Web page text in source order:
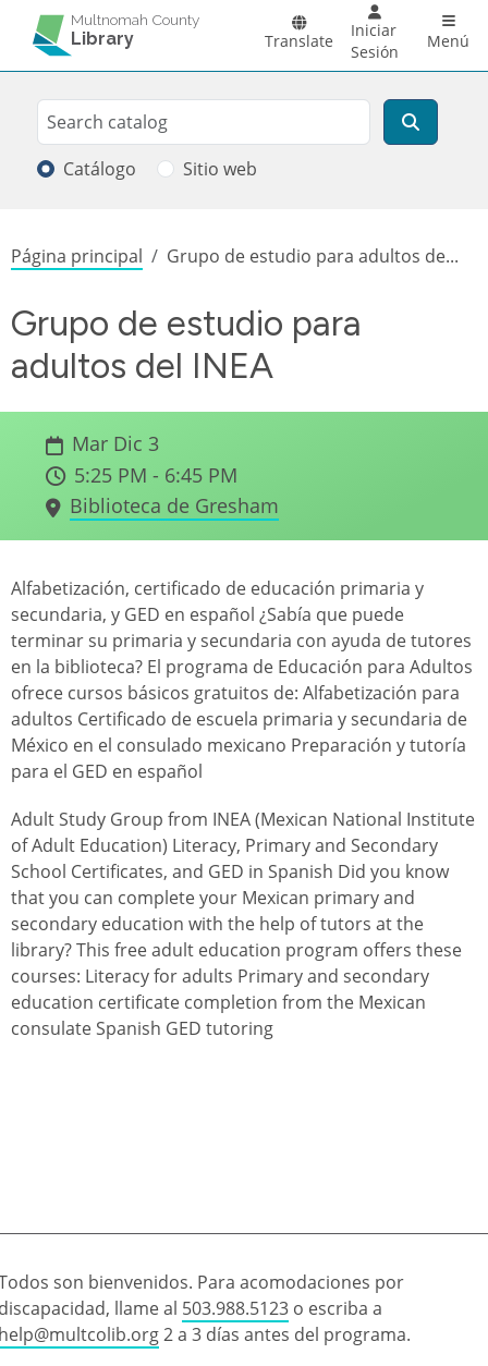
Pasar al contenido principal
Multnomah County
Library Translate
Iniciar
Sesión
Menú
Search
Buscar
Catálogo Sitio web
Sobrescribir enlaces de ayuda a la
Página principal Grupo de estudio para adultos de...
Grupo de estudio para
adultos del INEA
Mar Dic 3
5:25 PM - 6:45 PM
Biblioteca de Gresham
Alfabetización, certificado de educación primaria y
secundaria, y GED en español ¿Sabía que puede
terminar su primaria y secundaria con ayuda de tutores
en la biblioteca? El programa de Educación para Adultos
ofrece cursos básicos gratuitos de: Alfabetización para
adultos Certificado de escuela primaria y secundaria de
México en el consulado mexicano Preparación y tutoría
para el GED en español
Adult Study Group from INEA (Mexican National Institute
of Adult Education) Literacy, Primary and Secondary
School Certificates, and GED in Spanish Did you know
that you can complete your Mexican primary and
secondary education with the help of tutors at the
library? This free adult education program offers these
courses: Literacy for adults Primary and secondary
education certificate completion from the Mexican
consulate Spanish GED tutoring
son bienvenidos. Para acomodaciones por
llame al 503.988.5123 o escriba a
2 a 3 días antes del programa.